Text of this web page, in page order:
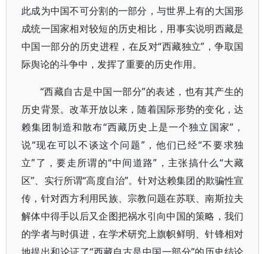
此成为中国不可分割的一部分，与世界上有的大国形
成统一国家相对较短的历史相比，用事实说明西藏是
中国一部分的历史进程，在反对“西藏独立”，争取国
际舆论的斗争中，发挥了重要的历史作用。
“西藏自古是中国一部分”的表述，也有其产生的
历史背景。改革开放以来，随着国际形势的变化，达
赖集团制造和散布“西藏历史上是一个独立国家”，
说“现在可以不谈这个问题”，他们已经“不要求独
立”了，要走所谓的“中间道路”，主张搞什么“大藏
区”、实行所谓“高度自治”。针对达赖集团的欺骗性宣
传，针对西方利用民族、宗教问题在苏联、南斯拉夫
解体中得手以后又企图把祸水引向中国的策略，我们
的学者与时俱进，在学术研究上旗帜鲜明、针锋相对